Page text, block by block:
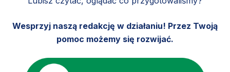
Wesprzyj naszą redakcję w działaniu! Przez Twoją
pomoc możemy się rozwijać.